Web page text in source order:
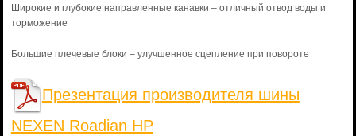
Широкие и глубокие направленные канавки – отличный отвод воды и
торможение
Большие плечевые блоки – улучшенное сцепление при повороте
Презентация производителя шины
NEXEN Roadian HP